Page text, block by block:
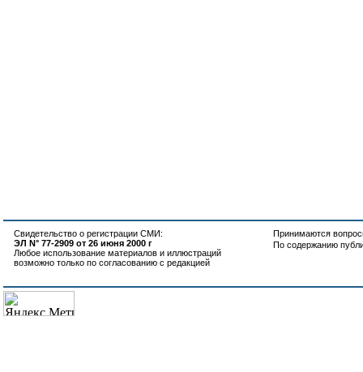
Свидетельство о регистрации СМИ:
ЭЛ N° 77-2909 от 26 июня 2000 г
Любое использование материалов и иллюстраций
возможно только по согласованию с редакцией
Принимаются
По содержанию